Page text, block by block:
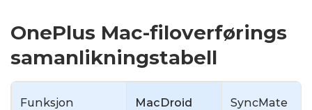
OnePlus Mac-filoverførings
samanlikningstabell
Funksjon MacDroid SyncMate